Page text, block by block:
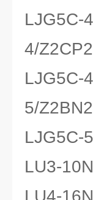
4/
5/
LU3-
LU4-